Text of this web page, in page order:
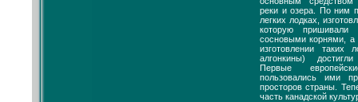
реки и озера. По ним
легких лодках,
которую пришивали
сосновыми корнями,
изготовлении таких
алгонкины)
Первые
пользовались ими
просторов страны.
часть канадской